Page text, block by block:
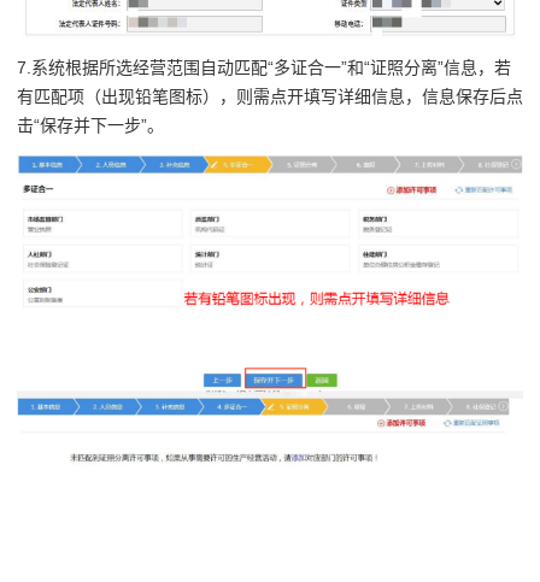
7.系统根据所选经营范围自动匹配“多证合一”和“证照分离”信息，若
有匹配项（出现铅笔图标），则需点开填写详细信息，信息保存后点
击“保存并下一步”。